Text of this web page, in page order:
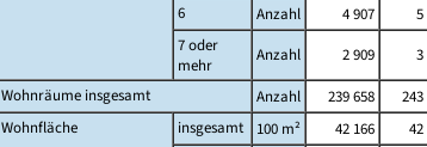
6
Anzahl 4 907
5
7 oder
mehr
Anzahl 2 909
3
Wohnräume insgesamt
Anzahl 239 658
243
Wohnfläche
insgesamt 100 m² 42 166
42